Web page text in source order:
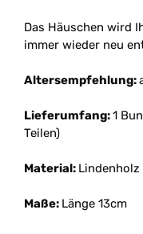
Das Häuschen wird
immer wieder neu
Altersempfehlung:
Lieferumfang:1
Teilen)
Material:
Maße: Länge 13cm